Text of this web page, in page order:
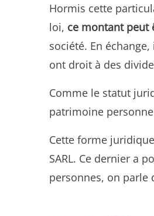
Hormis cette
loi, ce montant peut
société. En
ont droit à des
Comme le statut
patrimoine
Cette forme
SARL. Ce dernier a
personnes, on parle